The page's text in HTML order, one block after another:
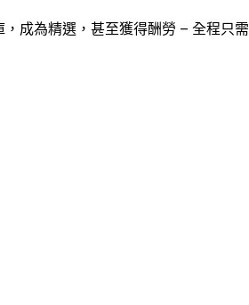
成為精選，甚至獲得酬勞 – 全程只需